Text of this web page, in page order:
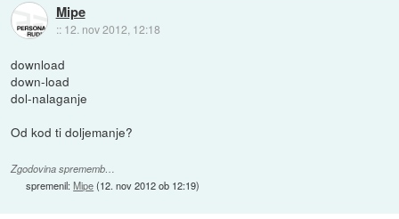
Mipe
:: 12. nov 2012, 12:18
download
down-load
dol-nalaganje
Od kod ti doljemanje?
Zgodovina sprememb…
spremenil:Mipe(12. nov 2012 ob 12:19)